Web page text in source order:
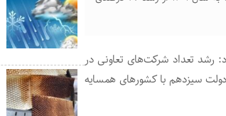
رشد تعداد شرکت‌های تعاونی در
سیزدهم با کشورهای همسایه